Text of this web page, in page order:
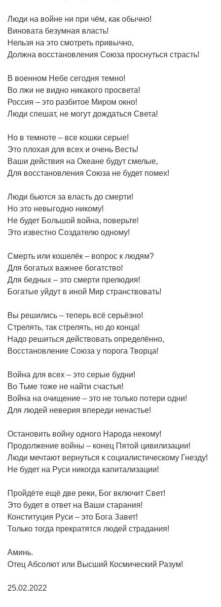
Люди на войне ни при чём, как обычно!
Виновата безумная власть!
Нельзя на это смотреть привычно,
Должна восстановления Союза проснуться страсть!
В военном Небе сегодня темно!
Во лжи не видно никакого просвета!
Россия – это разбитое Миром окно!
Люди спешат, не могут дождаться Света!
Но в темноте – все кошки серые!
Это плохая для всех и очень Весть!
Ваши действия на Океане будут смелые,
Для восстановления Союза не будет помех!
Люди бьются за власть до смерти!
Но это невыгодно никому!
Не будет Большой война, поверьте!
Это известно Создателю одному!
Смерть или кошелёк – вопрос к людям?
Для богатых важнее богатство!
Для бедных – это смерти прелюдия!
Богатые уйдут в иной Мир странствовать!
Вы решились – теперь всё серьёзно!
Стрелять, так стрелять, но до конца!
Надо решиться действовать определённо,
Восстановление Союза у порога Творца!
Война для всех – это серые будни!
Во Тьме тоже не найти счастья!
Война на очищение – это не только потери одни!
Для людей неверия впереди ненастье!
Остановить войну одного Народа некому!
Продолжение войны – конец Пятой цивилизации!
Люди мечтают вернуться к социалистическому Гнезду!
Не будет на Руси никогда капитализации!
Пройдёте ещё две реки, Бог включит Свет!
Это будет в ответ на Ваши старания!
Конституция Руси – это Бога Завет!
Только тогда прекратятся людей страдания!
Аминь.
Отец Абсолют или Высший Космический Разум!
25.02.2022